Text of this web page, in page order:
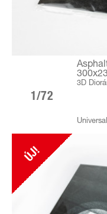
1/72
3D
Universal
ÚJ!